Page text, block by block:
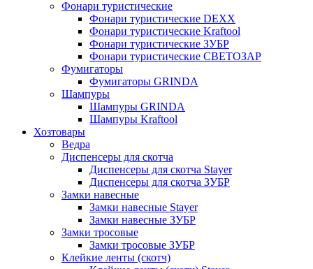
Фонари туристические
Фонари туристические DEXX
Фонари туристические Kraftool
Фонари туристические ЗУБР
Фонари туристические СВЕТОЗАР
Фумигаторы
Фумигаторы GRINDA
Шампуры
Шампуры GRINDA
Шампуры Kraftool
Хозтовары
Ведра
Диспенсеры для скотча
Диспенсеры для скотча Stayer
Диспенсеры для скотча ЗУБР
Замки навесные
Замки навесные Stayer
Замки навесные ЗУБР
Замки тросовые
Замки тросовые ЗУБР
Клейкие ленты (скотч)